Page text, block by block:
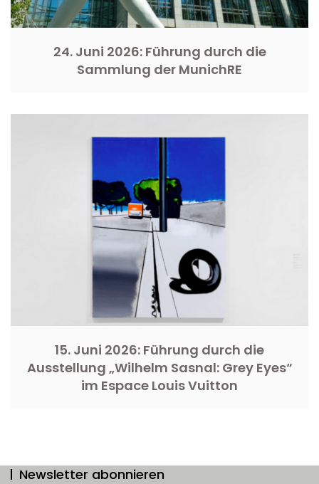
24. Juni 2026: Führung durch die
Sammlung der MunichRE
15. Juni 2026: Führung durch die
Ausstellung „Wilhelm Sasnal: Grey Eyes“
im Espace Louis Vuitton
Newsletter abonnieren